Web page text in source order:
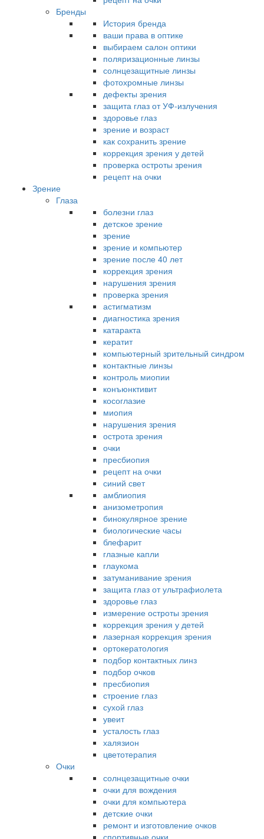
Бренды
История бренда
ваши права в оптике
выбираем салон оптики
поляризационные линзы
солнцезащитные линзы
фотохромные линзы
дефекты зрения
защита глаз от УФ-излучения
здоровье глаз
зрение и возраст
как сохранить зрение
коррекция зрения у детей
проверка остроты зрения
рецепт на очки
Зрение
Глаза
болезни глаз
детское зрение
зрение
зрение и компьютер
зрение после 40 лет
коррекция зрения
нарушения зрения
проверка зрения
астигматизм
диагностика зрения
катаракта
кератит
компьютерный зрительный синдром
контактные линзы
контроль миопии
конъюнктивит
косоглазие
миопия
нарушения зрения
острота зрения
очки
пресбиопия
рецепт на очки
синий свет
амблиопия
анизометропия
бинокулярное зрение
биологические часы
блефарит
глазные капли
глаукома
затуманивание зрения
защита глаз от ультрафиолета
здоровье глаз
измерение остроты зрения
коррекция зрения у детей
лазерная коррекция зрения
ортокератология
подбор контактных линз
подбор очков
пресбиопия
строение глаз
сухой глаз
увеит
усталость глаз
халязион
цветотерапия
Очки
солнцезащитные очки
очки для вождения
очки для компьютера
детские очки
ремонт и изготовление очков